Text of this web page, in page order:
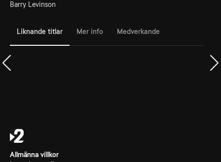
Barry Levinson
Liknande titlar Mer info Medverkande
Allmänna villkor